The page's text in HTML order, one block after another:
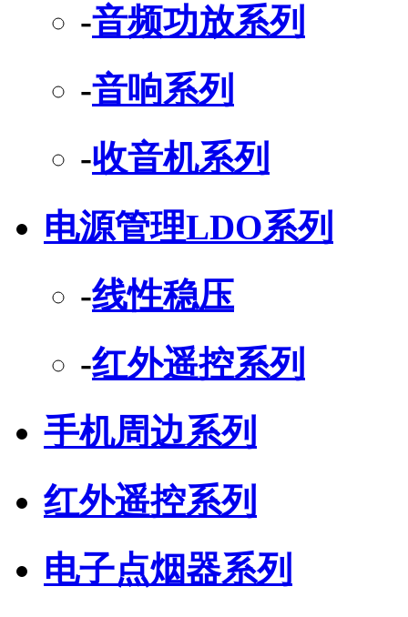
-音频功放系列
-音响系列
-收音机系列
电源管理LDO系列
-线性稳压
-红外遥控系列
手机周边系列
红外遥控系列
电子点烟器系列